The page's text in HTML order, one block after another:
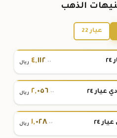
الذهب
عيار 22
٤,١١٢.٠٠ ريال
٢٤ ٢,٠٥٦.٠٠ ريال
٢٤ ١,٠٢٨.٠٠ ريال